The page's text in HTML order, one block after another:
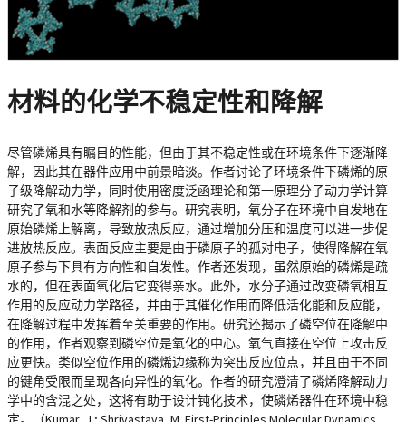
材料的化学不稳定性和降解
尽管磷烯具有瞩目的性能，但由于其不稳定性或在环境条件下逐渐降
解，因此其在器件应用中前景暗淡。作者讨论了环境条件下磷烯的原
子级降解动力学，同时使用密度泛函理论和第一原理分子动力学计算
研究了氧和水等降解剂的参与。研究表明，氧分子在环境中自发地在
原始磷烯上解离，导致放热反应，通过增加分压和温度可以进一步促
进放热反应。表面反应主要是由于磷原子的孤对电子，使得降解在氧
原子参与下具有方向性和自发性。作者还发现，虽然原始的磷烯是疏
水的，但在表面氧化后它变得亲水。此外，水分子通过改变磷氧相互
作用的反应动力学路径，并由于其催化作用而降低活化能和反应能，
在降解过程中发挥着至关重要的作用。研究还揭示了磷空位在降解中
的作用，作者观察到磷空位是氧化的中心。氧气直接在空位上攻击反
应更快。类似空位作用的磷烯边缘称为突出反应位点，并且由于不同
的键角受限而呈现各向异性的氧化。作者的研究澄清了磷烯降解动力
学中的含混之处，这将有助于设计钝化技术，使磷烯器件在环境中稳